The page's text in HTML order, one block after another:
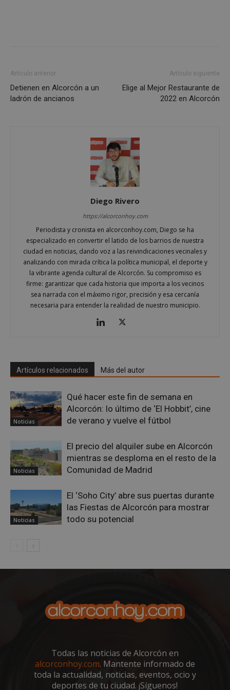
Artículo anterior
Detienen en Alcorcón a un
ladrón de ancianos
Artículo siguiente
Elige al Mejor Restaurante de
2022 en Alcorcón
Diego Rivero
https://alcorconhoy.com
Periodista y cronista en alcorconhoy.com, Diego se ha
especializado en convertir el latido de los barrios de nuestra
ciudad en noticias, dando voz a las reivindicaciones vecinales y
analizando con mirada crítica la política municipal, el deporte y
la vibrante agenda cultural de Alcorcón. Su compromiso es
firme: garantizar que cada historia que importa a los vecinos
sea narrada con el máximo rigor, precisión y esa cercanía
necesaria para entender la realidad de nuestro municipio.
Artículos relacionados Más del autor
Noticias
Qué hacer este fin de semana en
Alcorcón: lo último de ‘El Hobbit’, cine
de verano y vuelve el fútbol
Noticias
El precio del alquiler sube en Alcorcón
mientras se desploma en el resto de la
Comunidad de Madrid
Noticias
El ‘Soho City’ abre sus puertas durante
las Fiestas de Alcorcón para mostrar
todo su potencial
Todas las noticias de Alcorcón en
alcorconhoy.com. Mantente informado de
toda la actualidad, noticias, eventos, ocio y
deportes de tu ciudad. ¡Síguenos!
Las cookies estrictamente necesarias permiten la
Proveedor
alcorconhoy.com
AWSALBCORS
Amazon.com
embed.bsky.app
1 semana
.youtube.com